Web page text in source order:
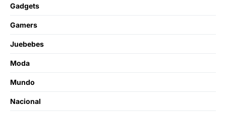
Gadgets
Gamers
Juebebes
Moda
Mundo
Nacional